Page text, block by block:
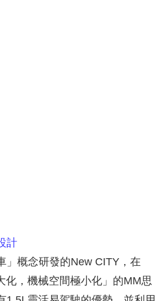
計
」概念研發的New CITY，在
化，機械空間極小化」的MM思